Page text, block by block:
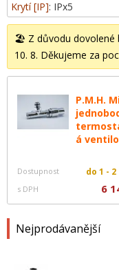
🏖️ Z důvodu dovolené
10. 8. Děkujeme za
P.M.H.
á
Dostupnost do 1 -
s DPH 6
Nejprodávanější
Krytí [IP]: IPx5